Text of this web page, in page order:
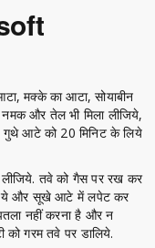
मक्के का आटा, सोयाबीन
और तेल भी मिला लीजिये,
गुथे आटे को 20 मिनिट के लिये
तवे को गैस पर रख कर
और सूखे आटे में लपेट कर
नहीं करना है और न
को गरम तवे पर डालिये.